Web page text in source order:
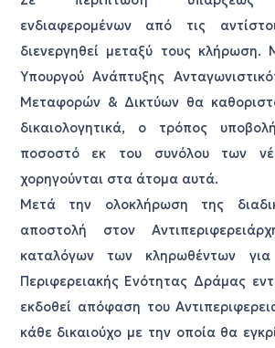
ενδιαφερομένων από τις
διενεργηθεί μεταξύ τους
Υπουργού Ανάπτυξης
Μεταφορών & Δικτύων θα
δικαιολογητικά, ο τρόπος
ποσοστό εκ του συνόλου των
χορηγούνται στα άτομα αυτά.
Μετά την ολοκλήρωση της
αποστολή στον
καταλόγων των κληρωθέντων
Περιφερειακής Ενότητας Δράμας
εκδοθεί απόφαση του
κάθε δικαιούχο με την οποία θα